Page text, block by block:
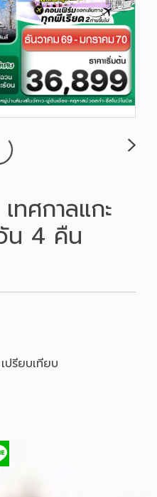
ทศกาลแกะ
น 4 คืน
เปรียบเทียบ